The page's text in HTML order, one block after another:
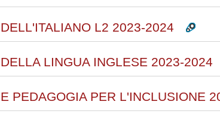
L2 2023-2024
LINGUA INGLESE 2023-2024
PEDAGOGIA PER L'INCLUSIONE